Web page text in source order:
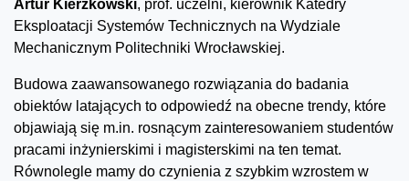
Artur Kierzkowski, prof. uczelni, kierownik Katedry
Eksploatacji Systemów Technicznych na Wydziale
Mechanicznym Politechniki Wrocławskiej.
Budowa zaawansowanego rozwiązania do badania
obiektów latających to odpowiedź na obecne trendy, które
objawiają się m.in. rosnącym zainteresowaniem studentów
pracami inżynierskimi i magisterskimi na ten temat.
Równolegle mamy do czynienia z szybkim wzrostem w